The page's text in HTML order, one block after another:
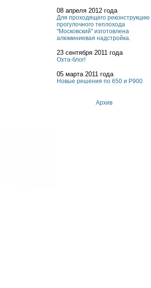
08 апреля 2012 года
Для проходящего реконструкцию
прогулочного теплохода
"Московский" изготовлена
алюминиевая надстройка.
23 сентября 2011 года
Охта-блог!
05 марта 2011 года
Новые решения по 650 и P900
Архив